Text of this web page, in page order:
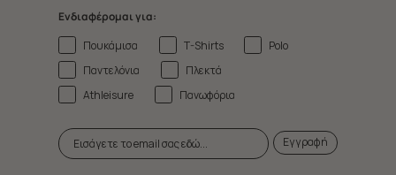
Ενδιαφέρομαι για:
Πουκάμισα
T-Shirts
Polo
Παντελόνια
Πλεκτά
Athleisure
Πανωφόρια
Εγγραφή